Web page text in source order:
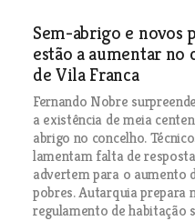
Sem-abrigo e novos
estão a aumentar no
de Vila Franca
Fernando Nobre
a existência de meia
abrigo no concelho.
lamentam falta de
advertem para o aumento
pobres. Autarquia prepara
regulamento de habitação